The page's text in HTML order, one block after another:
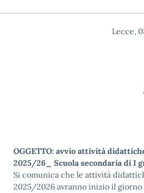
Lecce,
OGGETTO: avvio attività
2025/26_ Scuola secondaria di I
Si comunica che le attività
2025/2026 avranno inizio il giorno